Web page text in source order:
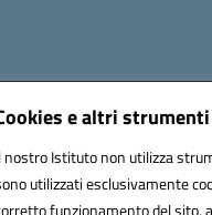
e altri
nostro Istituto non utilizza
utilizzati esclusivamente
funzionamento del sito,
ctic8bl002@pec.istruzione.it